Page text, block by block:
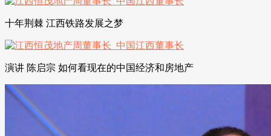
十年荆棘 江西铁路发展之梦
演讲 陈启宗 如何看现在的中国经济和房地产